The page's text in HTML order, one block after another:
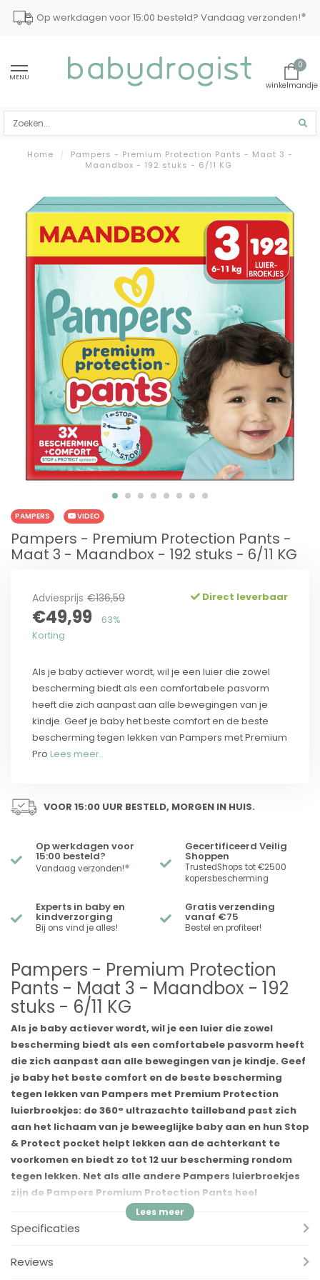
Op werkdagen voor 15:00 besteld? Vandaag verzonden!*
MENU
0
Home /
Pampers - Premium Protection Pants - Maat 3 -
Maandbox - 192 stuks - 6/11 KG
PAMPERS VIDEO
Pampers - Premium Protection Pants -
Maat 3 - Maandbox - 192 stuks - 6/11 KG
Adviesprijs €136,59
€49,99
63%
Korting
Direct leverbaar
Als je baby actiever wordt, wil je een luier die zowel
bescherming biedt als een comfortabele pasvorm
heeft die zich aanpast aan alle bewegingen van je
kindje. Geef je baby het beste comfort en de beste
bescherming tegen lekken van Pampers met Premium
Pro Lees meer..
VOOR 15:00 UUR BESTELD, MORGEN IN HUIS.
Op werkdagen voor
15:00 besteld?
Vandaag verzonden!*
Gecertificeerd Veilig
Shoppen
TrustedShops tot €2500
kopersbescherming
Experts in baby en
kindverzorging
Bij ons vind je alles!
Gratis verzending
vanaf €75
Bestel en profiteer!
Pampers - Premium Protection
Pants - Maat 3 - Maandbox - 192
stuks - 6/11 KG
Als je baby actiever wordt, wil je een luier die zowel
bescherming biedt als een comfortabele pasvorm heeft
die zich aanpast aan alle bewegingen van je kindje. Geef
je baby het beste comfort en de beste bescherming
tegen lekken van Pampers met Premium Protection
luierbroekjes: de 360° ultrazachte tailleband past zich
aan het lichaam van je beweeglijke baby aan en hun Stop
& Protect pocket helpt lekken aan de achterkant te
voorkomen en biedt zo tot 12 uur bescherming rondom
tegen lekken. Net als alle andere Pampers luierbroekjes
zijn de Pampers Premium Protection Pants heel
eenvoudig te verschonen, zelfs als je baby veel beweegt:
je trekt ze in één beweging aan, scheurt de zijkanten
plakstrip om ze weg te gooien. Net zoals bij jou, komt
Specificaties
Reviews